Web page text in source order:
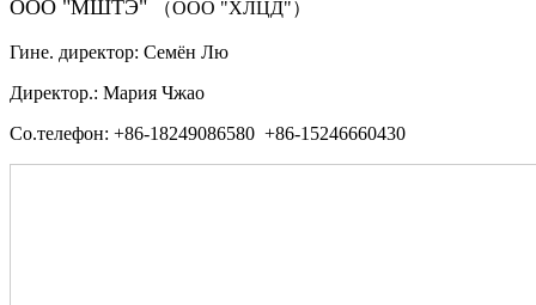
ООО "МШТЭ" （ООО "ХЛЦД"）
Гине. директор: Семён Лю
Директор.: Мария Чжао
Со.телефон: +86-18249086580 +86-15246660430